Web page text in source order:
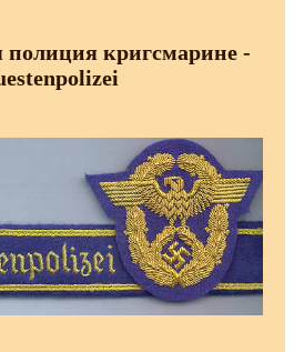
полиция кригсмарине -